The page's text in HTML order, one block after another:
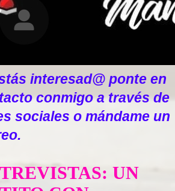
interesad@ ponte en
conmigo a través de
sociales o mándame un
UN